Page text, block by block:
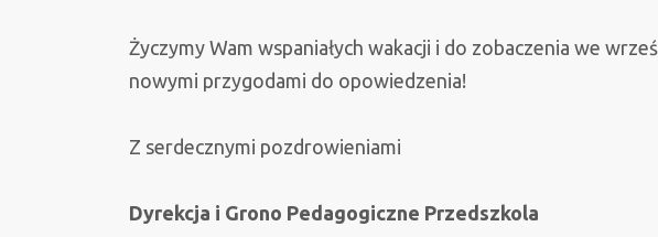
Życzymy Wam wspaniałych wakacji i do zobaczenia we
nowymi przygodami do opowiedzenia!
Z serdecznymi pozdrowieniami
Dyrekcja i Grono Pedagogiczne Przedszkola